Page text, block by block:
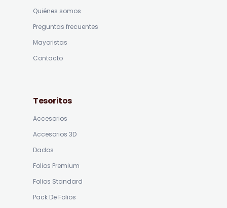
Quiénes somos
Preguntas frecuentes
Mayoristas
Contacto
Tesoritos
Accesorios
Accesorios 3D
Dados
Folios Premium
Folios Standard
Pack De Folios